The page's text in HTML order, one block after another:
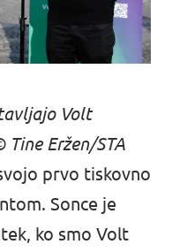
Volt
Eržen/STA
prvo tiskovno
Sonce je
ko smo Volt